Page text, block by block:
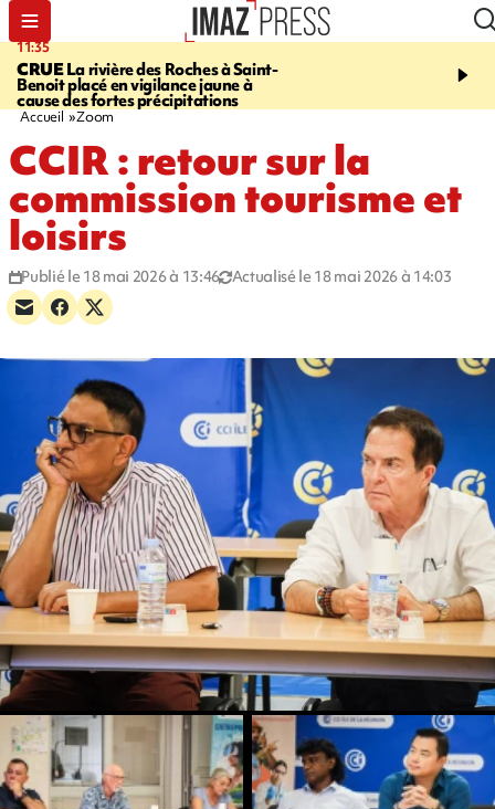
11:35
CRUELa rivière des Roches à Saint-
Benoit placé en vigilance jaune à
cause des fortes précipitations
11:57
Le
Papang a repris du
Accueil Zoom
CCIR : retour sur la
commission tourisme et
loisirs
Publié le 18 mai 2026 à 13:46 Actualisé le 18 mai 2026 à 14:03